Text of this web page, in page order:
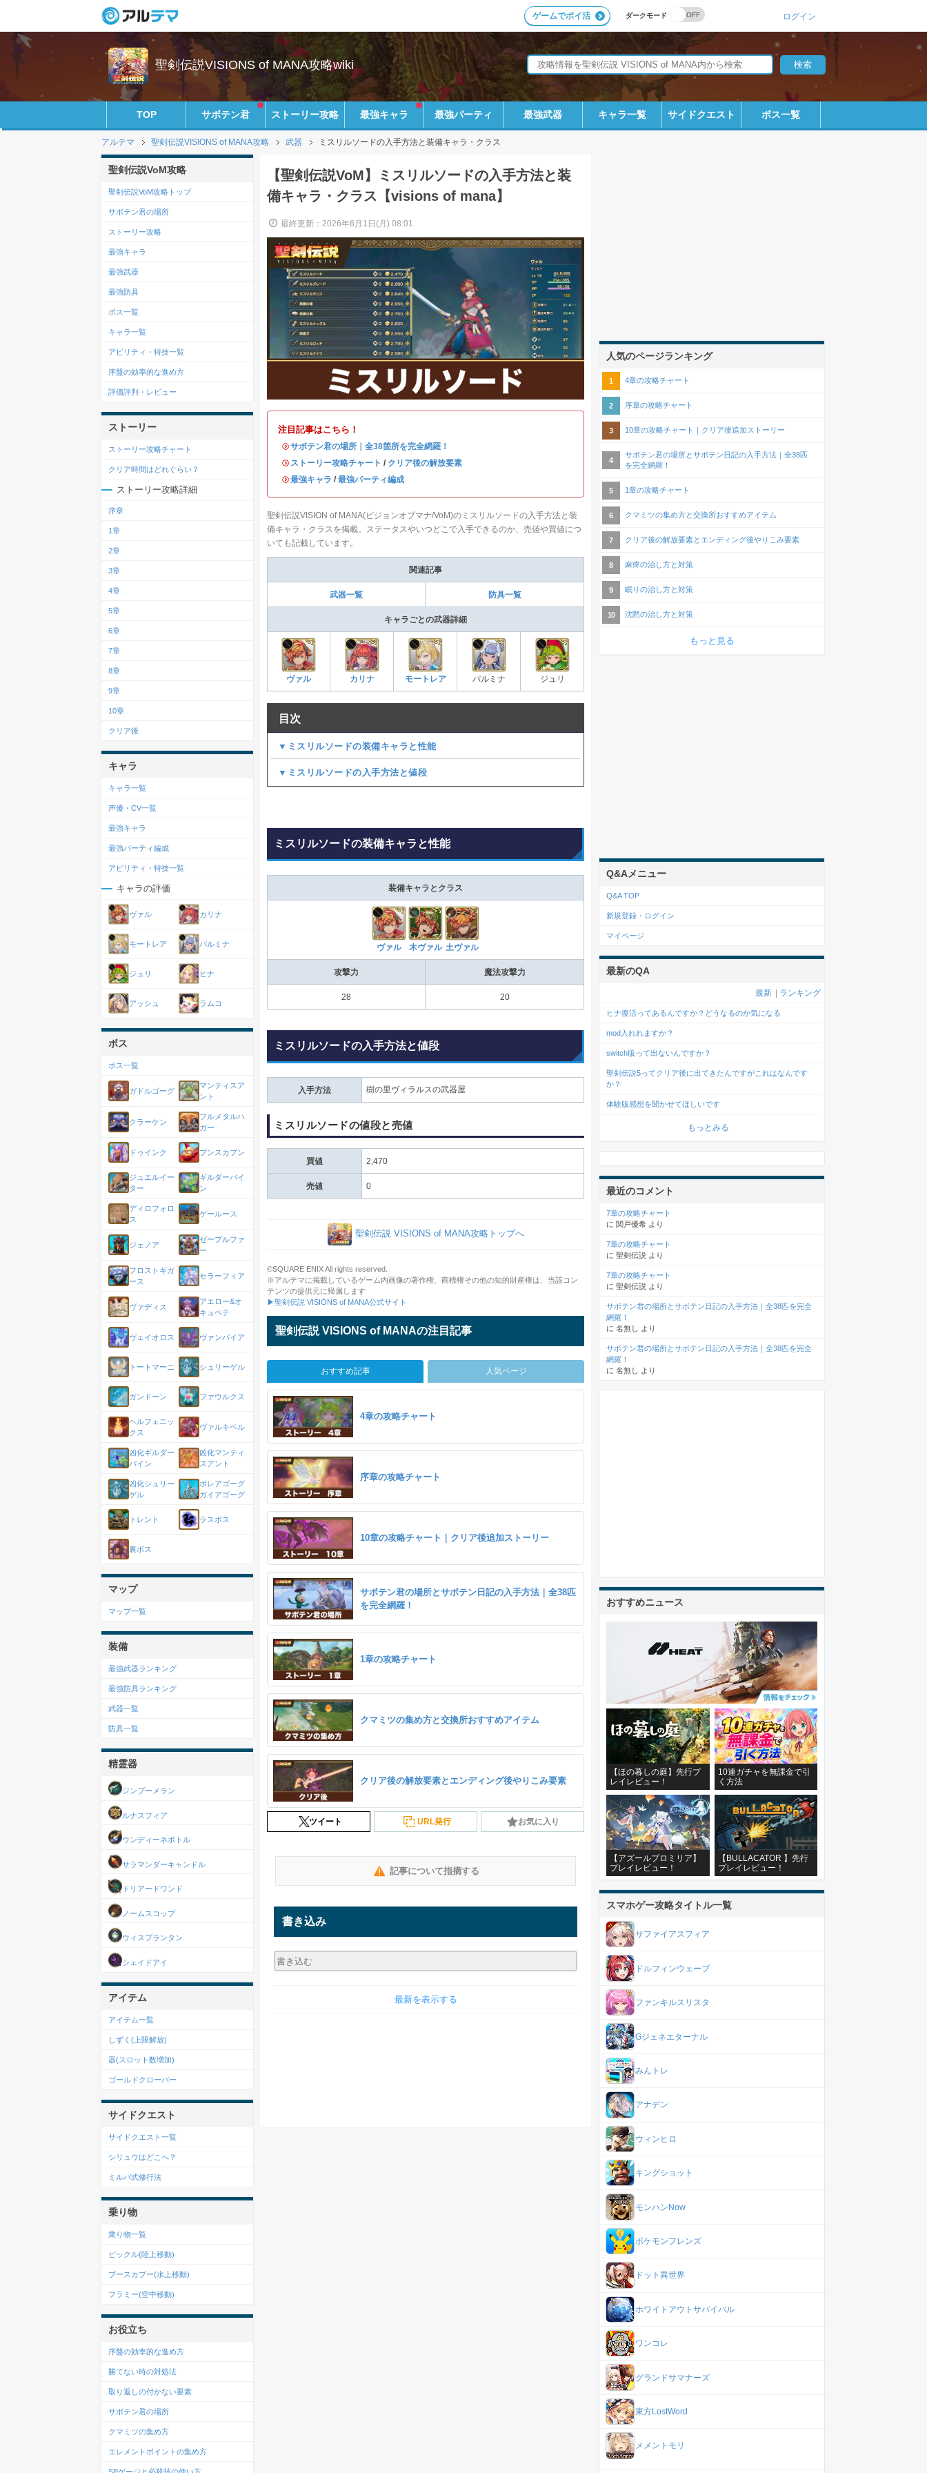
ダークモード
ゲームでポイ活 ログイン
聖剣伝説VISIONS of MANA攻略wiki
TOP サボテン君 ストーリー攻略 最強キャラ 最強パーティ 最強武器 キャラ一覧 サイドクエスト ボス一覧
アルテマ 聖剣伝説VISIONS of MANA攻略 武器 ミスリルソードの入手方法と装備キャラ・クラス
【聖剣伝説VoM】ミスリルソードの入手方法と装
備キャラ・クラス【visions of mana】
最終更新：2026年6月1日(月) 08:01
注目記事はこちら！
・サボテン君の場所｜全38箇所を完全網羅！
・ ストーリー攻略チャート / クリア後の解放要素
・最強キャラ / 最強パーティ編成
聖剣伝説VISION of MANA(ビジョンオブマナ/VoM)のミスリルソードの入手方法と装
備キャラ・クラスを掲載。ステータスやいつどこで入手できるのか、売値や買値につ
いても記載しています。
関連記事
武器一覧 防具一覧
キャラごとの武器詳細
ヴァル カリナ モートレア パルミナ ジュリ
目次
▼ミスリルソードの装備キャラと性能
▼ミスリルソードの入手方法と値段
ミスリルソードの装備キャラと性能
装備キャラとクラス
ヴァル 木ヴァル 土ヴァル
攻撃力 魔法攻撃力
28 20
ミスリルソードの入手方法と値段
入手方法 樹の里ヴィラルスの武器屋
ミスリルソードの値段と売値
買値 2,470
売値 0
聖剣伝説 VISIONS of MANA攻略トップへ
©SQUARE ENIX All rights reserved.
※アルテマに掲載しているゲーム内画像の著作権、商標権その他の知的財産権は、当該コン
テンツの提供元に帰属します
▶聖剣伝説 VISIONS of MANA公式サイト
聖剣伝説 VISIONS of MANAの注目記事
おすすめ記事 人気ページ
4章の攻略チャート
序章の攻略チャート
10章の攻略チャート｜クリア後追加ストーリー
サボテン君の場所とサボテン日記の入手方法｜全38匹
を完全網羅！
1章の攻略チャート
クマミツの集め方と交換所おすすめアイテム
クリア後の解放要素とエンディング後やりこみ要素
ツイート URL発行 お気に入り
記事について指摘する
書き込み
最新を表示する
聖剣伝説VoM攻略
聖剣伝説VoM攻略トップ
サボテン君の場所
ストーリー攻略
最強キャラ
最強武器
最強防具
ボス一覧
キャラ一覧
アビリティ・特技一覧
序盤の効率的な進め方
評価評判・レビュー
ストーリー
ストーリー攻略チャート
クリア時間はどれぐらい？
ストーリー攻略詳細
序章
1章
2章
3章
4章
5章
6章
7章
8章
9章
10章
クリア後
キャラ
キャラ一覧
声優・CV一覧
最強キャラ
最強パーティ編成
アビリティ・特技一覧
キャラの評価
ヴァル カリナ
モートレア パルミナ
ジュリ ヒナ
アッシュ ラムコ
ボス
ボス一覧
ガドルゴーグ
マンティスア
ント
クラーケン
フルメタルハ
ガー
ドゥインク プンスカプン
ジュエルイー
ター
ギルダーバイ
ン
ディロフォロ
ス
ゲールース
ジェノア
ゼーブルファ
ー
フロストギガ
ース
セラーフィア
ヴァディス
アエロー&オ
キュペテ
ヴェイオロス ヴァンパイア
トートマーニ シュリーゲル
ガンドーン ファウルクス
ヘルフェニッ
クス
ヴァルキベル
凶化ギルダー
バイン
凶化マンティ
スアント
凶化シュリー
ゲル
ボレアゴーグ
ガイアゴーグ
トレント ラスボス
裏ボス
マップ
マップ一覧
装備
最強武器ランキング
最強防具ランキング
武器一覧
防具一覧
精霊器
ジンブーメラン
ルナスフィア
ウンディーネボトル
サラマンダーキャンドル
ドリアードワンド
ノームスコップ
ウィスプランタン
シェイドアイ
アイテム
アイテム一覧
しずく(上限解放)
器(スロット数増加)
ゴールドクローバー
サイドクエスト
サイドクエスト一覧
シリュウはどこへ？
ミルパ式修行法
乗り物
乗り物一覧
ピックル(陸上移動)
ブースカブー(水上移動)
フラミー(空中移動)
お役立ち
序盤の効率的な進め方
勝てない時の対処法
取り返しの付かない要素
サボテン君の場所
クマミツの集め方
エレメントポイントの集め方
SPゲージと必殺技の使い方
人気のページランキング
4章の攻略チャート
序章の攻略チャート
10章の攻略チャート｜クリア後追加ストーリー
サボテン君の場所とサボテン日記の入手方法｜全38匹
を完全網羅！
1章の攻略チャート
クマミツの集め方と交換所おすすめアイテム
クリア後の解放要素とエンディング後やりこみ要素
麻痺の治し方と対策
眠りの治し方と対策
沈黙の治し方と対策
もっと見る
Q&Aメニュー
Q&A TOP
新規登録・ログイン
マイページ
最新のQA
最新 ランキング
ヒナ復活ってあるんですか？どうなるのか気になる
mod入れれますか？
switch版って出ないんですか？
聖剣伝説5ってクリア後に出てきたんですがこれはなんです
か？
体験版感想を聞かせてほしいです
もっとみる
最近のコメント
7章の攻略チャート
に 関戸優希 より
7章の攻略チャート
に 聖剣伝説 より
7章の攻略チャート
に 聖剣伝説 より
サボテン君の場所とサボテン日記の入手方法｜全38匹を完全
網羅！
に 名無し より
サボテン君の場所とサボテン日記の入手方法｜全38匹を完全
網羅！
に 名無し より
おすすめニュース
【ほの暮しの庭】先行プ
レイレビュー！
10連ガチャを無課金で引
く方法
【アズールプロミリア】
プレイレビュー！
【BULLACATOR 】先行
プレイレビュー！
スマホゲー攻略タイトル一覧
サファイアスフィア
ドルフィンウェーブ
ファンキルスリスタ
Gジェネエターナル
みんトレ
アナデン
ウィンヒロ
キングショット
モンハンNow
ポケモンフレンズ
ドット異世界
ホワイトアウトサバイバル
ワンコレ
グランドサマナーズ
東方LostWord
メメントモリ